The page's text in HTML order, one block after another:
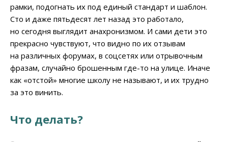
рамки, подогнать их под единый стандарт и шаблон.
Сто и даже пятьдесят лет назад это работало,
но сегодня выглядит анахронизмом. И сами дети это
прекрасно чувствуют, что видно по их отзывам
на различных форумах, в соцсетях или отрывочным
фразам, случайно брошенным где-то на улице. Иначе
как «отстой» многие школу не называют, и их трудно
за это винить.
Что делать?